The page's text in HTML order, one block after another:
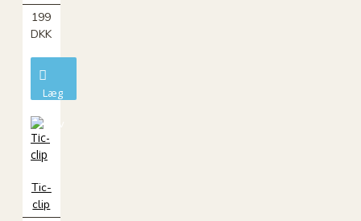
199
DKK
Læg
kurv
Tic-
clip